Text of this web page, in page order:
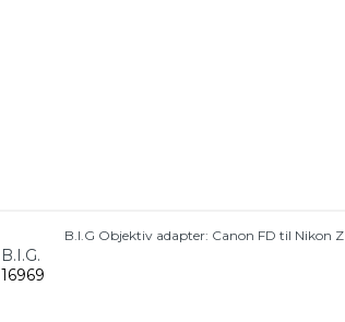
B.I.G Objektiv adapter: Canon FD til Nikon Z
B.I.G.
16969